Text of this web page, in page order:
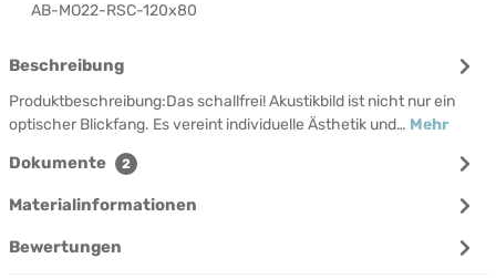
AB-MO22-RSC-120x80
Beschreibung
Produktbeschreibung:Das schallfrei! Akustikbild ist nicht nur ein
optischer Blickfang. Es vereint individuelle Ästhetik und… Mehr
Dokumente 2
Materialinformationen
Bewertungen